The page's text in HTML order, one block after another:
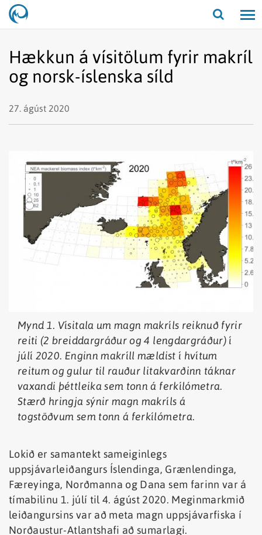
Opna/
Hækkun á vísitölum fyrir makríl
og norsk-íslenska síld
27. ágúst 2020
Mynd 1. Vísitala um magn makríls reiknuð fyrir
reiti (2 breiddargráður og 4 lengdargráður) í
júlí 2020. Enginn makríll mældist í hvítum
reitum og gulur til rauður litakvarðinn táknar
vaxandi þéttleika sem tonn á ferkílómetra.
Stærð hringja sýnir magn makríls á
togstöðvum sem tonn á ferkílómetra.
Lokið er samantekt sameiginlegs
uppsjávarleiðangurs Íslendinga, Grænlendinga,
Færeyinga, Norðmanna og Dana sem farinn var á
tímabilinu 1. júlí til 4. ágúst 2020. Meginmarkmið
leiðangursins var að meta magn uppsjávarfiska í
Norðaustur-Atlantshafi að sumarlagi.